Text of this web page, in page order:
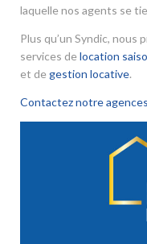
laquelle nos agents se
Plus qu’un Syndic, nous
services de location
et de gestion locative.
Contactez notre